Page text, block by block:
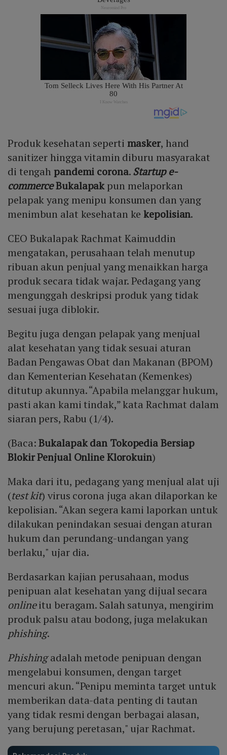
Produk kesehatan seperti masker, hand
sanitizer hingga vitamin diburu masyarakat
di tengahpandemi corona.Startup e-
commerceBukalapakpun melaporkan
pelapak yang menipu konsumen dan yang
menimbun alat kesehatan kekepolisian.
CEO Bukalapak Rachmat Kaimuddin
mengatakan, perusahaan telah menutup
ribuan akun penjual yang menaikkan harga
produk secara tidak wajar. Pedagang yang
mengunggah deskripsi produk yang tidak
sesuai juga diblokir.
Begitu juga dengan pelapak yang menjual
alat kesehatan yang tidak sesuai aturan
Badan Pengawas Obat dan Makanan (BPOM)
dan Kementerian Kesehatan (Kemenkes)
ditutup akunnya. “Apabila melanggar hukum,
pasti akan kami tindak,” kata Rachmat dalam
siaran pers, Rabu (1/4).
(Baca:Bukalapak dan Tokopedia Bersiap
Blokir Penjual Online Klorokuin)
Maka dari itu, pedagang yang menjual alat uji
(test kit) virus corona juga akan dilaporkan ke
kepolisian. “Akan segera kami laporkan untuk
dilakukan penindakan sesuai dengan aturan
hukum dan perundang-undangan yang
berlaku," ujar dia.
Berdasarkan kajian perusahaan, modus
penipuan alat kesehatan yang dijual secara
onlineitu beragam. Salah satunya, mengirim
produk palsu atau bodong, juga melakukan
phishing.
Phishingadalah metode penipuan dengan
mengelabui konsumen, dengan target
mencuri akun. “Penipu meminta target untuk
memberikan data-data penting di tautan
yang tidak resmi dengan berbagai alasan,
yang berujung peretasan," ujar Rachmat.